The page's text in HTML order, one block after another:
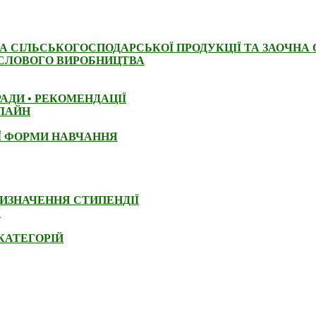
СІЛЬСЬКОГОСПОДАРСЬКОЇ ПРОДУКЦІЇ ТА ЗАОЧНА
ВИРОБНИЦТВА
• РЕКОМЕНДАЦІЇ
ФОРМИ НАВЧАННЯ
СТИПЕНДІЇ